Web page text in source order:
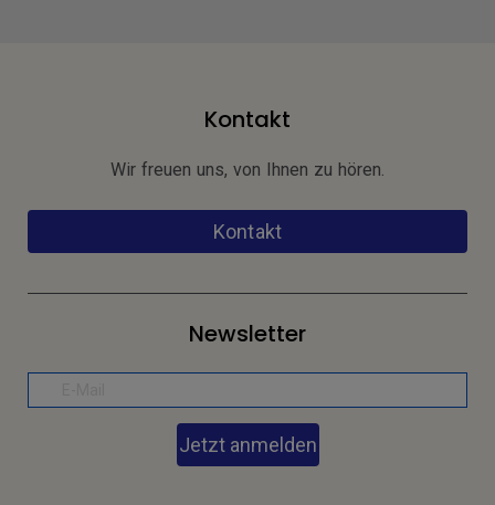
Kontakt
Wir freuen uns, von Ihnen zu hören.
Kontakt
Newsletter
Jetzt anmelden